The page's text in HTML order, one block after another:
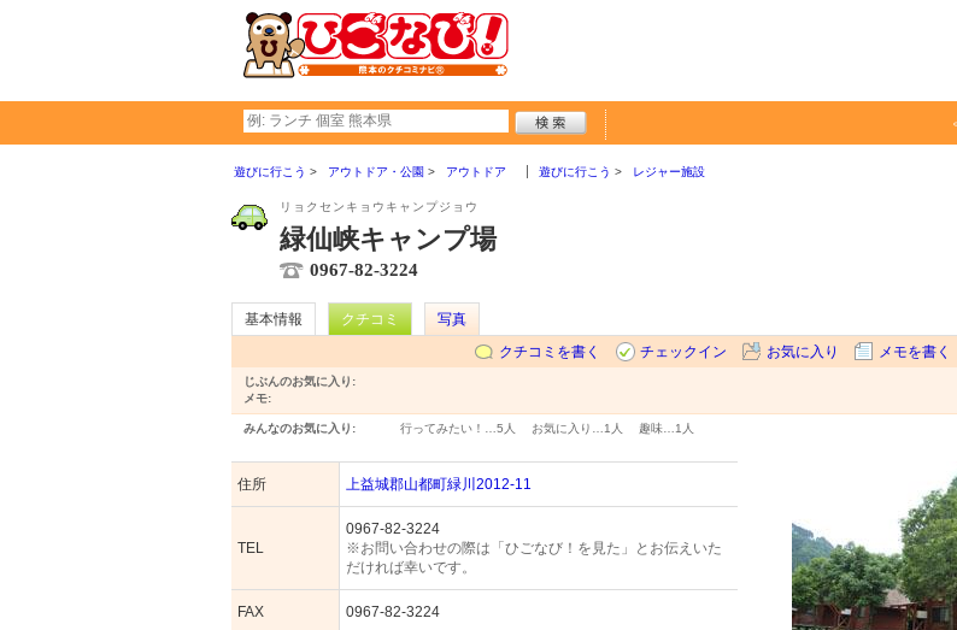
遊びに行こう アウトドア・公園 アウトドア 遊びに行こう レジャー施設
リョクセンキョウキャンプジョウ
緑仙峡キャンプ場
0967-82-3224
基本情報 クチコミ
写真
クチコミを書く
チェックイン お気に入り メモを書く
じぶんのお気に入り:
メモ:
みんなのお気に入り: 行ってみたい！… 5人 お気に入り… 1人 趣味… 1人
住所 上益城郡山都町緑川2012-11
TEL
0967-82-3224
※お問い合わせの際は「ひごなび！を見た」とお伝えいた
だければ幸いです。
FAX 0967-82-3224